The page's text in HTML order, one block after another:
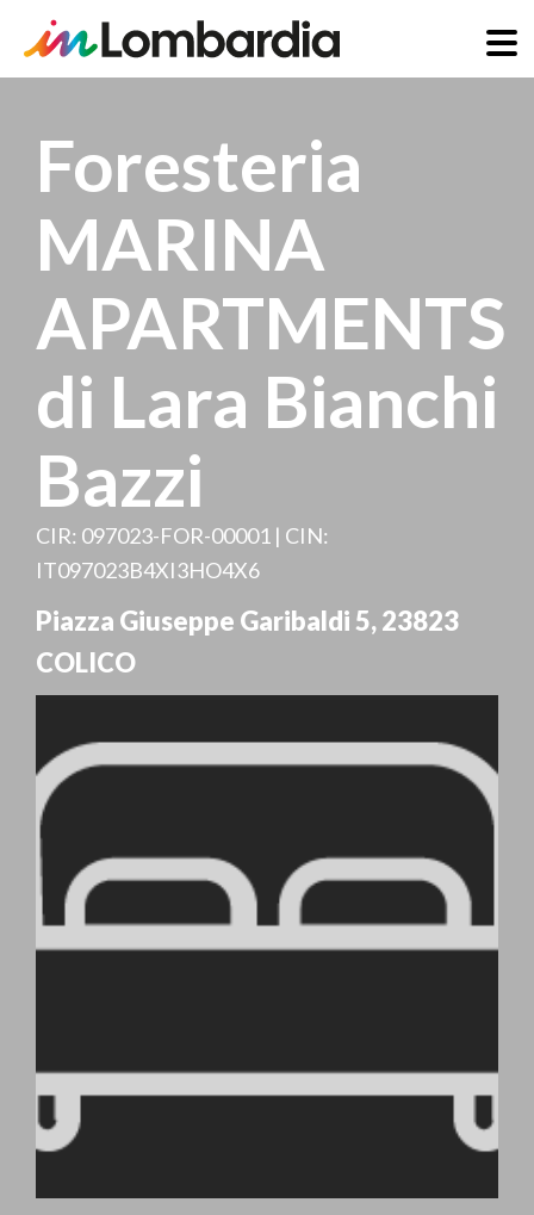
contenuto
principale
Foresteria
MARINA
APARTMENTS
di Lara Bianchi
Bazzi
CIR: 097023-FOR-00001 | CIN:
IT097023B4XI3HO4X6
Piazza Giuseppe Garibaldi 5,23823
COLICO